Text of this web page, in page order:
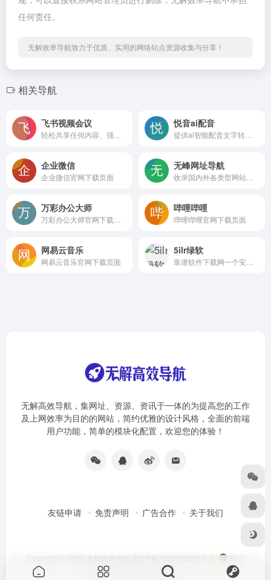
任何责任。
无解效率导航致力于优质、实用的网络站点资源收集与分享！
相关导航
飞书视频会议 悦音ai配音
企业微信
企业微信官网下载页面
无峰网址导航
万彩办公大师 哔哩哔哩
哔哩哔哩官网下载页面
网易云音乐
网易云音乐官网下载页面
5ilr绿软
无解高效导航，集网址、资源、资讯于一体的为提高您的工作
及上网效率为目的的网站，简约优雅的设计风格，全面的前端
用户功能，简单的模块化配置，欢迎您的体验！
友链申请 免责声明 广告合作 关于我们
Copyright © 2026 无解效率导航 琼ICP备2025055258号-3
琼公
网安备46010002000981号